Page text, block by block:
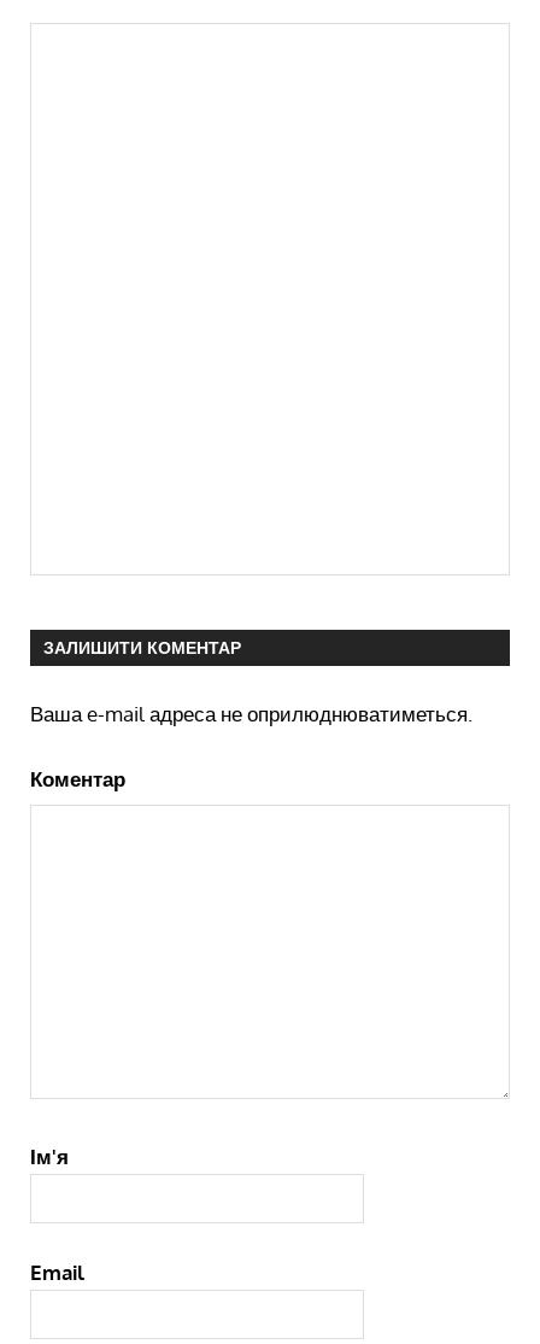
ЗАЛИШИТИ КОМЕНТАР
Ваша e-mail адреса не оприлюднюватиметься.
Коментар
Ім'я
Email